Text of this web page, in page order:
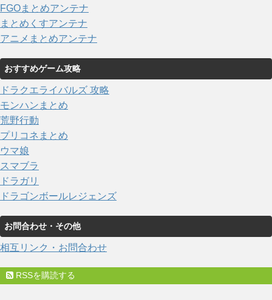
FGOまとめアンテナ
まとめくすアンテナ
アニメまとめアンテナ
おすすめゲーム攻略
ドラクエライバルズ 攻略
モンハンまとめ
荒野行動
プリコネまとめ
ウマ娘
スマブラ
ドラガリ
ドラゴンボールレジェンズ
お問合わせ・その他
相互リンク・お問合わせ
RSSを購読する